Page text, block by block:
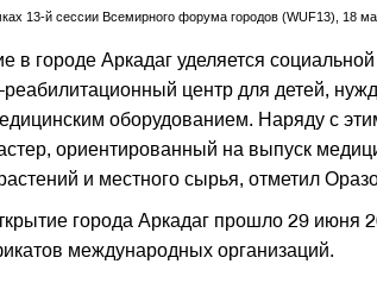
13-й сессии Всемирного форума городов (WUF13), 18
в городе Аркадаг уделяется
реабилитационный центр для детей,
оборудованием. Наряду с
ориентированный на выпуск
и местного сырья, отметил
города Аркадаг прошло 29 июня
международных организаций.